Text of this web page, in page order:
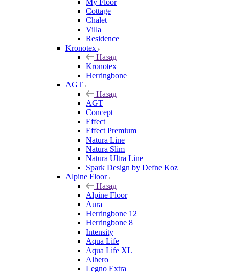
My Floor
Cottage
Chalet
Villa
Residence
Kronotex
Назад
Kronotex
Herringbone
AGT
Назад
AGT
Concept
Effect
Effect Premium
Natura Line
Natura Slim
Natura Ultra Line
Spark Design by Defne Koz
Alpine Floor
Назад
Alpine Floor
Aura
Herringbone 12
Herringbone 8
Intensity
Aqua Life
Aqua Life XL
Albero
Legno Extra